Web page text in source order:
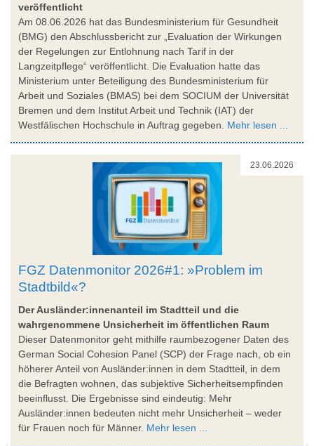
veröffentlicht
Am 08.06.2026 hat das Bundesministerium für Gesundheit
(BMG) den Abschlussbericht zur „Evaluation der Wirkungen
der Regelungen zur Entlohnung nach Tarif in der
Langzeitpflege“ veröffentlicht. Die Evaluation hatte das
Ministerium unter Beteiligung des Bundesministerium für
Arbeit und Soziales (BMAS) bei dem SOCIUM der Universität
Bremen und dem Institut Arbeit und Technik (IAT) der
Westfälischen Hochschule in Auftrag gegeben. Mehr lesen ...
23.06.2026
FGZ Datenmonitor 2026#1: »Problem im
Stadtbild«?
Der Ausländer:innenanteil im Stadtteil und die
wahrgenommene Unsicherheit im öffentlichen Raum
Dieser Datenmonitor geht mithilfe raumbezogener Daten des
German Social Cohesion Panel (SCP) der Frage nach, ob ein
höherer Anteil von Ausländer:innen in dem Stadtteil, in dem
die Befragten wohnen, das subjektive Sicherheitsempfinden
beeinflusst. Die Ergebnisse sind eindeutig: Mehr
Ausländer:innen bedeuten nicht mehr Unsicherheit – weder
für Frauen noch für Männer. Mehr lesen ...